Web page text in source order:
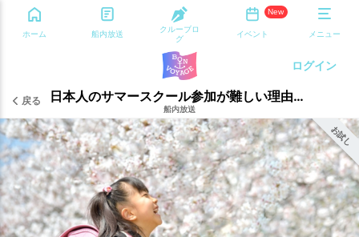
ホーム 船内放送
クルーブロ
グ
New
イベント メニュー
ログイン
戻る 日本人のサマースクール参加が難しい理由は、教育でも発音でもない！いつまで4月を新学期にするの？
船内放送
お試し